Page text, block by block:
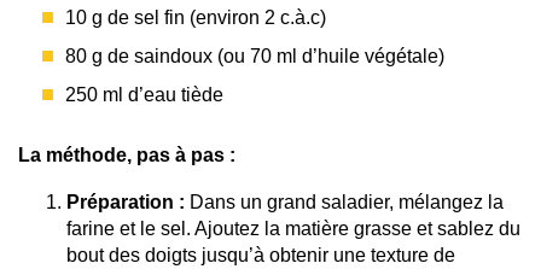
10 g de sel fin (environ 2 c.à.c)
80 g de saindoux (ou 70 ml d’huile végétale)
250 ml d’eau tiède
La méthode, pas à pas :
Préparation : Dans un grand saladier, mélangez la
farine et le sel. Ajoutez la matière grasse et sablez du
bout des doigts jusqu’à obtenir une texture de